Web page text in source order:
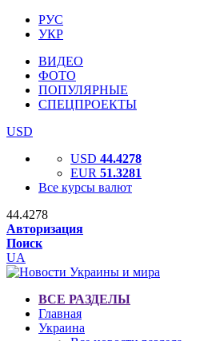
РУС
УКР
ВИДЕО
ФОТО
ПОПУЛЯРНЫЕ
СПЕЦПРОЕКТЫ
USD
USD 44.4278
EUR 51.3281
Все курсы валют
44.4278
Авторизация
Поиск
UA
ВСЕ РАЗДЕЛЫ
Главная
Украина